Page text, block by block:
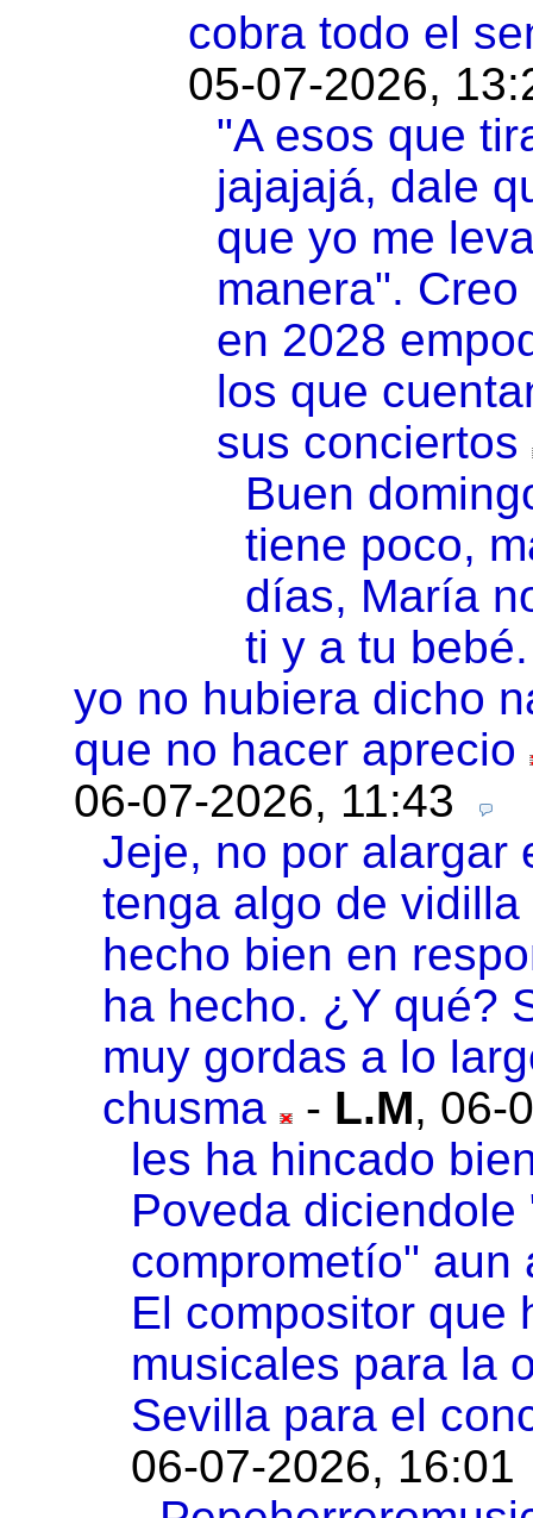
cobra todo el
05-07-2026,
"A esos que
jajajajá, dale
que yo me
manera".
en 2028
los que
sus conciertos
Buen
tiene poco,
días, María
ti y a tu bebé.
yo no hubiera dicho
que no hacer aprecio
06-07-2026, 11:43
Jeje, no por alargar
tenga algo de
hecho bien en
ha hecho. ¿Y qué?
muy gordas a lo
chusma
- L.M, 06-
les ha hincado
Poveda
comprometío" aun
El compositor que
musicales para la
Sevilla para el
06-07-2026, 16:01